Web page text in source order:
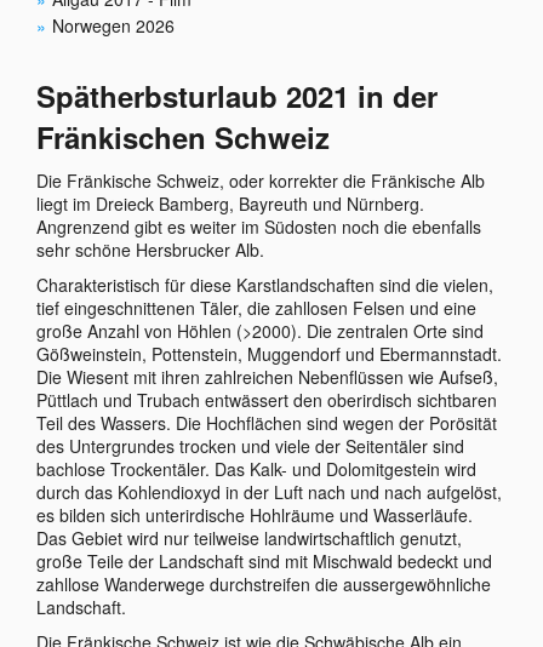
Norwegen 2026
Spätherbsturlaub 2021 in der
Fränkischen Schweiz
Die Fränkische Schweiz, oder korrekter die Fränkische Alb
liegt im Dreieck Bamberg, Bayreuth und Nürnberg.
Angrenzend gibt es weiter im Südosten noch die ebenfalls
sehr schöne Hersbrucker Alb.
Charakteristisch für diese Karstlandschaften sind die vielen,
tief eingeschnittenen Täler, die zahllosen Felsen und eine
große Anzahl von Höhlen (>2000). Die zentralen Orte sind
Gößweinstein, Pottenstein, Muggendorf und Ebermannstadt.
Die Wiesent mit ihren zahlreichen Nebenflüssen wie Aufseß,
Püttlach und Trubach entwässert den oberirdisch sichtbaren
Teil des Wassers. Die Hochflächen sind wegen der Porösität
des Untergrundes trocken und viele der Seitentäler sind
bachlose Trockentäler. Das Kalk- und Dolomitgestein wird
durch das Kohlendioxyd in der Luft nach und nach aufgelöst,
es bilden sich unterirdische Hohlräume und Wasserläufe.
Das Gebiet wird nur teilweise landwirtschaftlich genutzt,
große Teile der Landschaft sind mit Mischwald bedeckt und
zahllose Wanderwege durchstreifen die aussergewöhnliche
Landschaft.
Die Fränkische Schweiz ist wie die Schwäbische Alb ein